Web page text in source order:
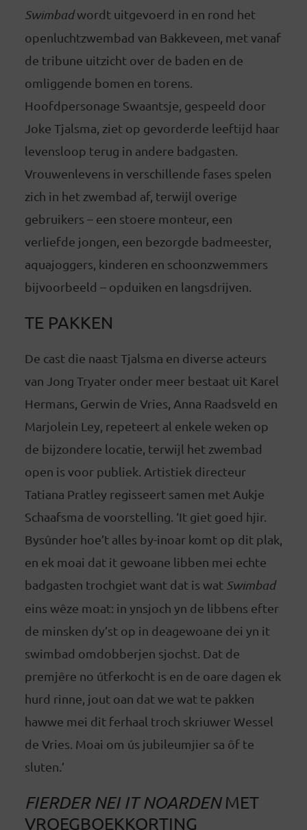
Swimbadwordt uitgevoerd in en rond het
openluchtzwembad van Bakkeveen, met vanaf
de tribune uitzicht over de baden en de
omliggende bomen en torens.
Hoofdpersonage Swaantsje, gespeeld door
Joke Tjalsma, ziet op gevorderde leeftijd haar
levensloop terug in andere badgasten.
Vrouwenlevens in verschillende fases spelen
zich in het zwembad af, terwijl overige
gebruikers – een stoere monteur, een
verliefde jongen, een bezorgde badmeester,
aquajoggers, kinderen en schoonzwemmers
bijvoorbeeld – opduiken en langsdrijven.
TE PAKKEN
De cast die naast Tjalsma en diverse acteurs
van Jong Tryater onder meer bestaat uit Karel
Hermans, Gerwin de Vries, Anna Raadsveld en
Marjolein Ley, repeteert al enkele weken op
de bijzondere locatie, terwijl het zwembad
open is voor publiek. Artistiek directeur
Tatiana Pratley regisseert samen met Aukje
Schaafsma de voorstelling. ‘It giet goed hjir.
Bysûnder hoe’t alles by-inoar komt op dit plak,
en ek moai dat it gewoane libben mei echte
badgasten trochgiet want dat is wat Swimbad
eins wêze moat: in ynsjoch yn de libbens efter
de minsken dy’st op in deagewoane dei yn it
swimbad omdobberjen sjochst. Dat de
premjêre no útferkocht is en de oare dagen ek
hurd rinne, jout oan dat we wat te pakken
hawwe mei dit ferhaal troch skriuwer Wessel
de Vries. Moai om ús jubileumjier sa ôf te
sluten.’
FIERDER NEI IT NOARDENMET
VROEGBOEKKORTING